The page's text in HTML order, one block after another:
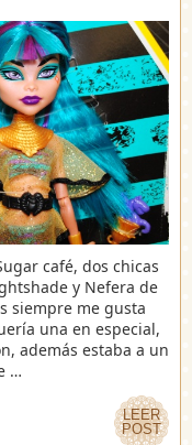
café, dos chicas
y Nefera de
siempre me gusta
una en especial,
además estaba a un
…
LEER
POST
LEER
POST